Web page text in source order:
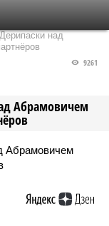
над
Абрамовичем
9261